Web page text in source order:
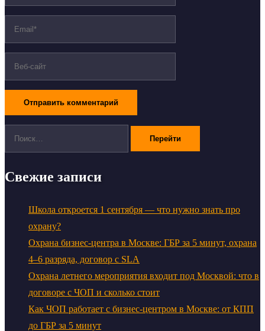
Свежие записи
Школа откроется 1 сентября — что нужно знать про
охрану?
Охрана бизнес-центра в Москве: ГБР за 5 минут, охрана
4–6 разряда, договор с SLA
Охрана летнего мероприятия входит под Москвой: что в
договоре с ЧОП и сколько стоит
Как ЧОП работает с бизнес-центром в Москве: от КПП
до ГБР за 5 минут